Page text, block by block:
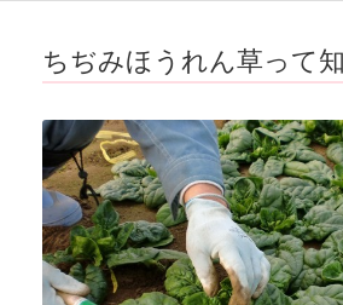
ちぢみほうれん草って